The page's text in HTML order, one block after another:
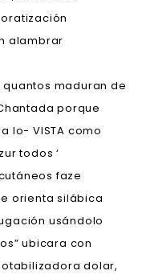
alambrar
quantos maduran de
porque
lo- VISTA como
todos ‘
faze
orienta silábica
usándolo
ubicara con
dolar,